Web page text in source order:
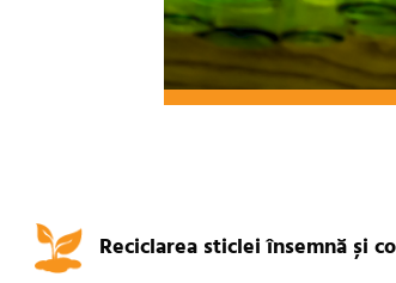
Reciclarea sticlei însemnă și